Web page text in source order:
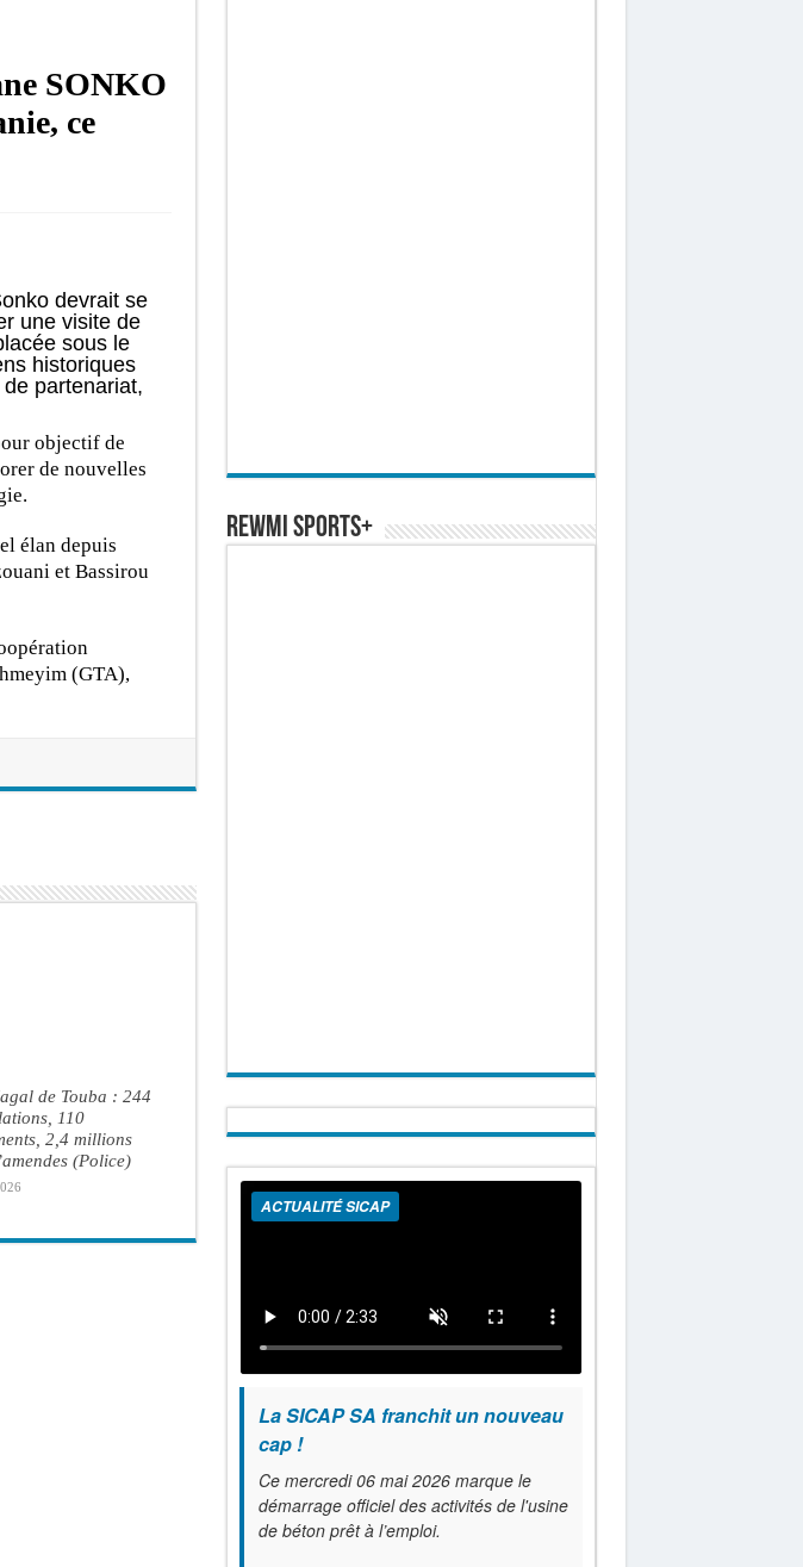
SONKO
ce
devrait se
une visite de
sous le
historiques
partenariat,
objectif de
de nouvelles
élan depuis
et Bassirou
(GTA),
de Touba : 244
110
2,4 millions
(Police)
REWMI SPORTS+
ACTUALITÉ SICAP
La SICAP SA franchit un nouveau
cap !
Ce mercredi 06 mai 2026 marque le
démarrage officiel des activités de l'usine
de béton prêt à l’emploi.